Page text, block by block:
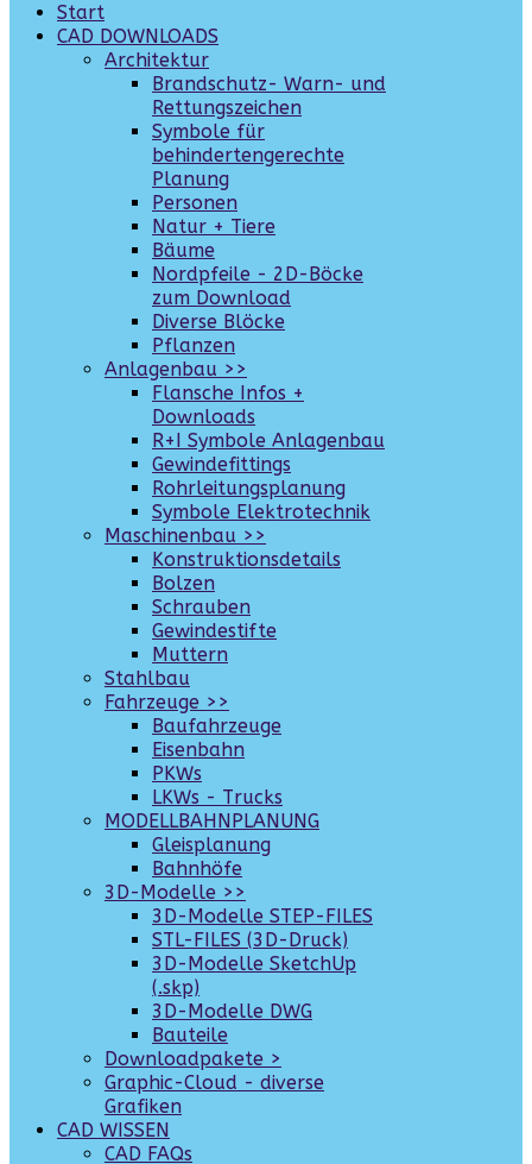
Start
CAD DOWNLOADS
Architektur
Brandschutz- Warn- und
Rettungszeichen
Symbole für
behindertengerechte
Planung
Personen
Natur + Tiere
Bäume
Nordpfeile - 2D-Böcke
zum Download
Diverse Blöcke
Pflanzen
Anlagenbau >>
Flansche Infos +
Downloads
R+I Symbole Anlagenbau
Gewindefittings
Rohrleitungsplanung
Symbole Elektrotechnik
Maschinenbau >>
Konstruktionsdetails
Bolzen
Schrauben
Gewindestifte
Muttern
Stahlbau
Fahrzeuge >>
Baufahrzeuge
Eisenbahn
PKWs
LKWs - Trucks
MODELLBAHNPLANUNG
Gleisplanung
Bahnhöfe
3D-Modelle >>
3D-Modelle STEP-FILES
STL-FILES (3D-Druck)
3D-Modelle SketchUp
(.skp)
3D-Modelle DWG
Bauteile
Downloadpakete >
Graphic-Cloud - diverse
Grafiken
CAD WISSEN
CAD FAQs